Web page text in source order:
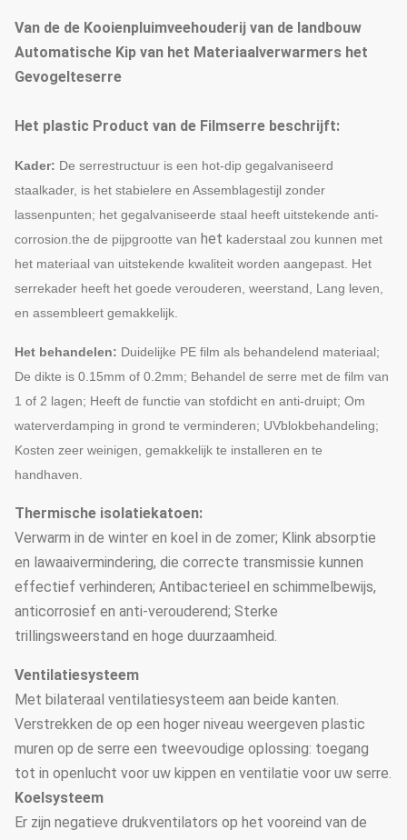
Van de de Kooienpluimveehouderij van de landbouw
Automatische Kip van het Materiaalverwarmers het
Gevogelteserre
Het plastic Product van de Filmserre beschrijft:
Kader: De serrestructuur is een hot-dip gegalvaniseerd
staalkader, is het stabielere en Assemblagestijl zonder
lassenpunten; het gegalvaniseerde staal heeft uitstekende anti-
corrosion.the de pijpgrootte van het kaderstaal zou kunnen met
het materiaal van uitstekende kwaliteit worden aangepast. Het
serrekader heeft het goede verouderen, weerstand, Lang leven,
en assembleert gemakkelijk.
Het behandelen: Duidelijke PE film als behandelend materiaal;
De dikte is 0.15mm of 0.2mm; Behandel de serre met de film van
1 of 2 lagen; Heeft de functie van stofdicht en anti-druipt; Om
waterverdamping in grond te verminderen; UVblokbehandeling;
Kosten zeer weinigen, gemakkelijk te installeren en te
handhaven.
Thermische isolatiekatoen:
Verwarm in de winter en koel in de zomer; Klink absorptie
en lawaaivermindering, die correcte transmissie kunnen
effectief verhinderen; Antibacterieel en schimmelbewijs,
anticorrosief en anti-verouderend; Sterke
trillingsweerstand en hoge duurzaamheid.
Ventilatiesysteem
Met bilateraal ventilatiesysteem aan beide kanten.
Verstrekken de op een hoger niveau weergeven plastic
muren op de serre een tweevoudige oplossing: toegang
tot in openlucht voor uw kippen en ventilatie voor uw serre.
Koelsysteem
Er zijn negatieve drukventilators op het vooreind van de